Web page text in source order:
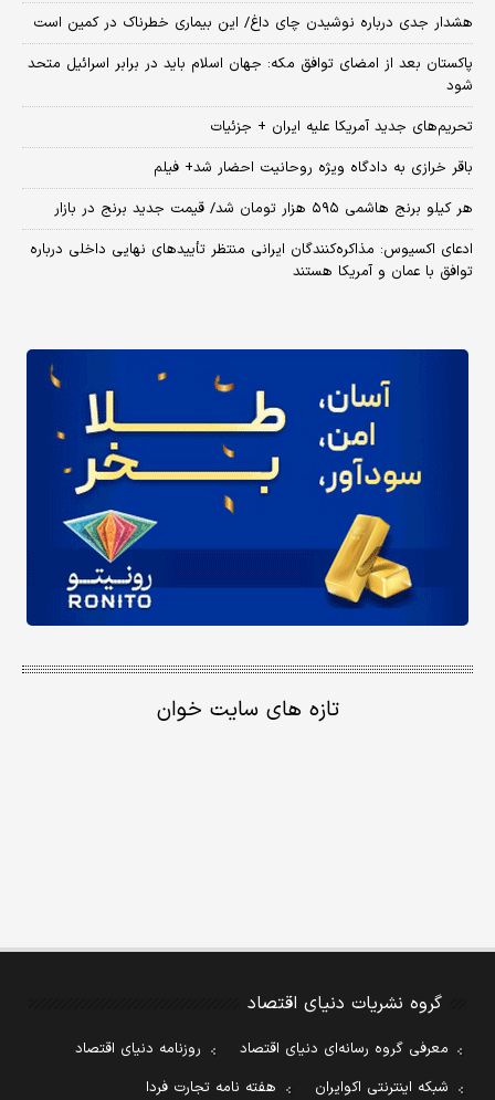
هشدار جدی درباره نوشیدن چای داغ/ این بیماری خطرناک در کمین است
پاکستان بعد از امضای توافق مکه: جهان اسلام باید در برابر اسرائیل متحد
شود
تحریم‌های جدید آمریکا علیه ایران + جزئیات
باقر خرازی به دادگاه ویژه روحانیت احضار شد+ فیلم
هر کیلو برنج هاشمی ۵۹۵ هزار تومان شد/ قیمت جدید برنج در بازار
ادعای اکسیوس: مذاکره‌کنندگان ایرانی منتظر تأییدهای نهایی داخلی درباره
توافق با عمان و آمریکا هستند
تازه های سایت خوان
گروه نشریات دنیای اقتصاد
معرفی گروه رسانه‌ای دنیای اقتصاد
روزنامه دنیای اقتصاد
شبکه اینترنتی اکوایران
هفته نامه تجارت فردا